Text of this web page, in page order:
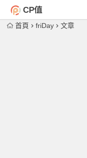
CP值
首頁 friDay 文章